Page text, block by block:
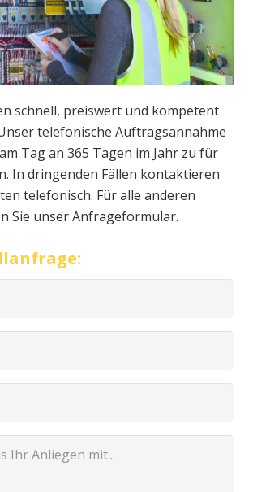
schnell, preiswert und kompetent
telefonische Auftragsannahme
zu für
Fällen kontaktieren
telefonisch. Für alle anderen
Sie unser Anfrageformular.